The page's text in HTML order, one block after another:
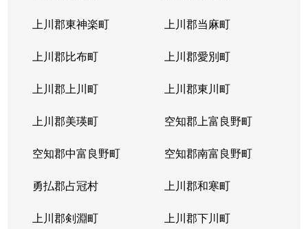
上川郡東神楽町 上川郡当麻町
上川郡比布町 上川郡愛別町
上川郡上川町 上川郡東川町
上川郡美瑛町 空知郡上富良野町
空知郡中富良野町 空知郡南富良野町
勇払郡占冠村 上川郡和寒町
上川郡剣淵町 上川郡下川町